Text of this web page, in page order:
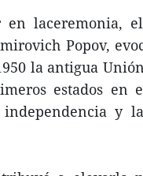
laceremonia,
Popov,
la antigua
estados en
y